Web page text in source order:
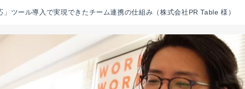
」ツール導入で実現できたチーム連携の仕組み（株式会社PR Table 様）